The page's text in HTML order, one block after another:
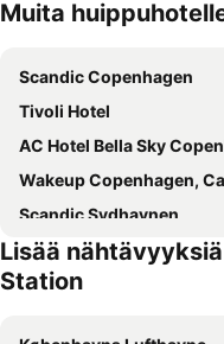
Muita
Scandic Copenhagen
Tivoli Hotel
AC Hotel Bella Sky
Wakeup Copenhagen, Carsten Niebuhrs
Scandic Sydhavnen
Copenhagen Island
Annex Copenhagen
Lisää
Station